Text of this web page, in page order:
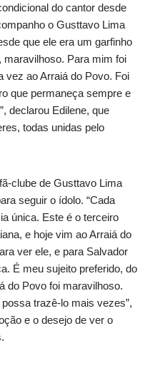
do cantor desde
o Gusttavo Lima
que ele era um garfinho
maravilhoso. Para mim foi
vez ao Arraiá do Povo. Foi
que permaneça sempre e
declarou Edilene, que
todas unidas pelo
clube de Gusttavo Lima
seguir o ídolo. “Cada
única. Este é o terceiro
e hoje vim ao Arraiá do
ver ele, e para Salvador
É meu sujeito preferido, do
do Povo foi maravilhoso.
trazê-lo mais vezes”,
e o desejo de ver o